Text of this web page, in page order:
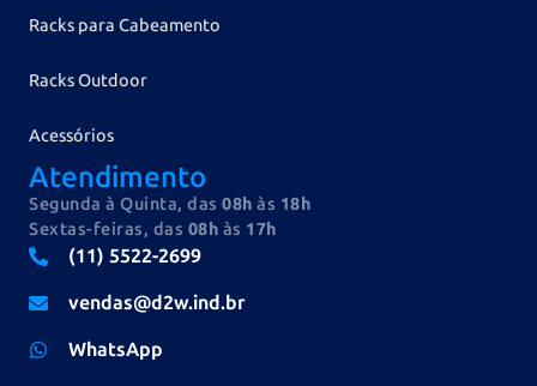
Racks para Cabeamento
Racks Outdoor
Acessórios
Atendimento
Segunda à Quinta, das 08h às 18h
Sextas-feiras, das 08h às 17h
(11) 5522-2699
vendas@d2w.ind.br
WhatsApp